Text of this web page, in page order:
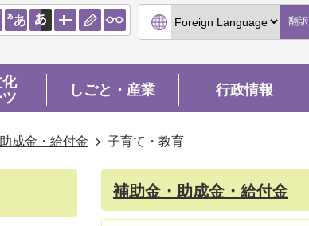
翻訳
ツ
しごと・産業 行政情報
成金・給付金 子育て・教育
補助金・助成金・給付金